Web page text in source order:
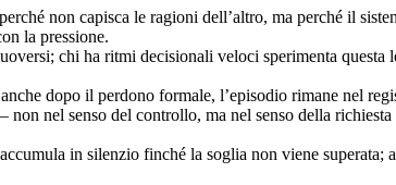
non capisca le ragioni dell’altro, ma perché il
la pressione.
chi ha ritmi decisionali veloci sperimenta questa
dopo il perdono formale, l’episodio rimane nel
non nel senso del controllo, ma nel senso della
in silenzio finché la soglia non viene superata;